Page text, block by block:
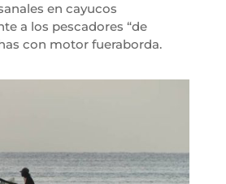
en cayucos
a los pescadores “de
con motor fueraborda.